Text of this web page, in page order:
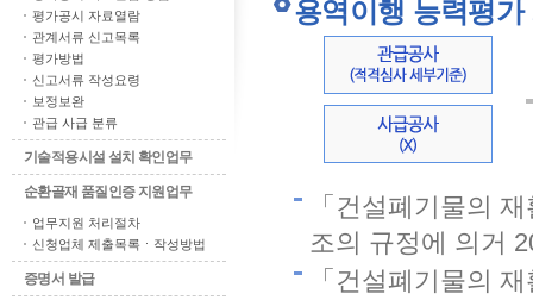
평가공시 자료열람
관계서류 신고목록
평가방법
신고서류 작성요령
보정보완
관급 사급 분류
기술적용시설 설치 확인업무
순환골재 품질인증 지원업무
업무지원 처리절차
신청업체 제출목록ㆍ작성방법
증명서 발급
용역이행 능력평가
「건설폐기물의
조의 규정에 의거
「건설폐기물의